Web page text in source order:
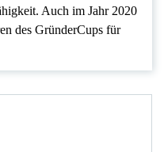
Auch im Jahr 2020
des GründerCups für